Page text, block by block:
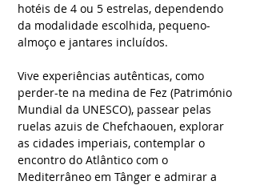
hotéis de 4 ou 5 estrelas, dependendo
da modalidade escolhida, pequeno-
almoço e jantares incluídos.
Vive experiências autênticas, como
perder-te na medina de Fez (Património
Mundial da UNESCO), passear pelas
ruelas azuis de Chefchaouen, explorar
as cidades imperiais, contemplar o
encontro do Atlântico com o
Mediterrâneo em Tânger e admirar a